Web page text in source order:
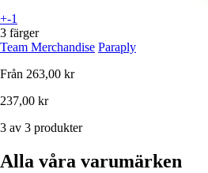
+-1
3 färger
Team Merchandise Paraply
Från 263,00 kr
237,00 kr
3 av 3 produkter
Alla våra varumärken